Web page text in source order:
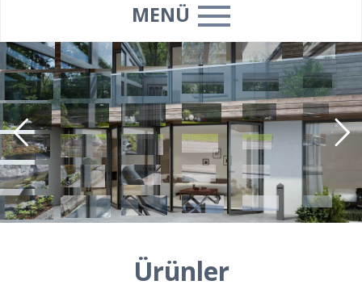
MENÜ
Ürünler